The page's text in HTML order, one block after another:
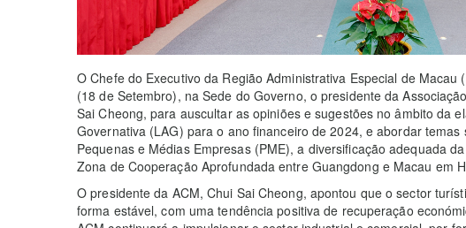
O Chefe do Executivo da Região Administrativa Especial de Macau
(18 de Setembro), na Sede do Governo, o presidente da
Sai Cheong, para auscultar as opiniões e sugestões no âmbito da
Governativa (LAG) para o ano financeiro de 2024, e abordar
Pequenas e Médias Empresas (PME), a diversificação adequada
Zona de Cooperação Aprofundada entre Guangdong e Macau em
O presidente da ACM, Chui Sai Cheong, apontou que o sector
forma estável, com uma tendência positiva de recuperação